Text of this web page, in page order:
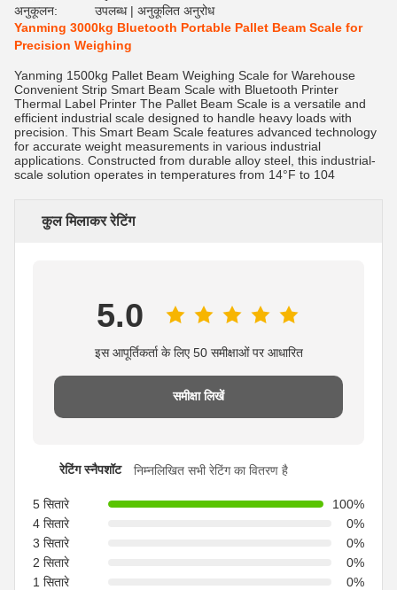
अनुकूलन:
उपलब्ध | अनुकूलित अनुरोध
Yanming 3000kg Bluetooth Portable Pallet Beam Scale for
Precision Weighing
Yanming 1500kg Pallet Beam Weighing Scale for Warehouse
Convenient Strip Smart Beam Scale with Bluetooth Printer
Thermal Label Printer The Pallet Beam Scale is a versatile and
efficient industrial scale designed to handle heavy loads with
precision. This Smart Beam Scale features advanced technology
for accurate weight measurements in various industrial
applications. Constructed from durable alloy steel, this industrial-
scale solution operates in temperatures from 14°F to 104
कुल मिलाकर रेटिंग
5.0
इस आपूर्तिकर्ता के लिए 50 समीक्षाओं पर आधारित
समीक्षा लिखें
रेटिंग स्नैपशॉट निम्नलिखित सभी रेटिंग का वितरण है
5 सितारे
100%
4 सितारे
0%
3 सितारे
0%
2 सितारे
0%
1 सितारे
0%